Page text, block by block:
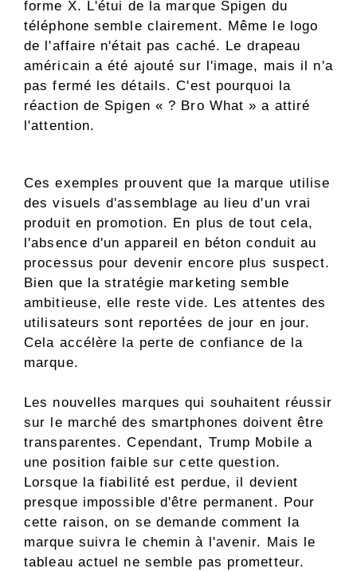
forme X. L'étui de la marque Spigen du
téléphone semble clairement. Même le logo
de l'affaire n'était pas caché. Le drapeau
américain a été ajouté sur l'image, mais il n'a
pas fermé les détails. C'est pourquoi la
réaction de Spigen « ? Bro What » a attiré
l'attention.
Ces exemples prouvent que la marque utilise
des visuels d'assemblage au lieu d'un vrai
produit en promotion. En plus de tout cela,
l'absence d'un appareil en béton conduit au
processus pour devenir encore plus suspect.
Bien que la stratégie marketing semble
ambitieuse, elle reste vide. Les attentes des
utilisateurs sont reportées de jour en jour.
Cela accélère la perte de confiance de la
marque.
Les nouvelles marques qui souhaitent réussir
sur le marché des smartphones doivent être
transparentes. Cependant, Trump Mobile a
une position faible sur cette question.
Lorsque la fiabilité est perdue, il devient
presque impossible d'être permanent. Pour
cette raison, on se demande comment la
marque suivra le chemin à l'avenir. Mais le
tableau actuel ne semble pas prometteur.